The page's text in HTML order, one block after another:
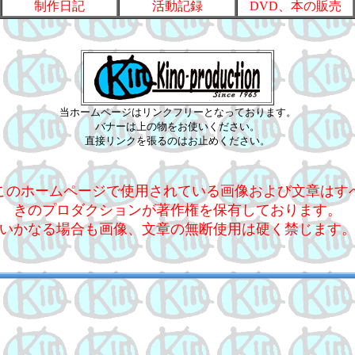
制作日記 活動記録 DVD、本の販売
当ホームページはリンクフリーとなっております。
バナーは上の物をお使いください。
直接リンクを張るのはお止めください。
のホームページで使用されている画像および文章はす
きのプロダクションが著作権を保有しております。
いかなる場合も画像、文章の無断使用は硬く禁じます。